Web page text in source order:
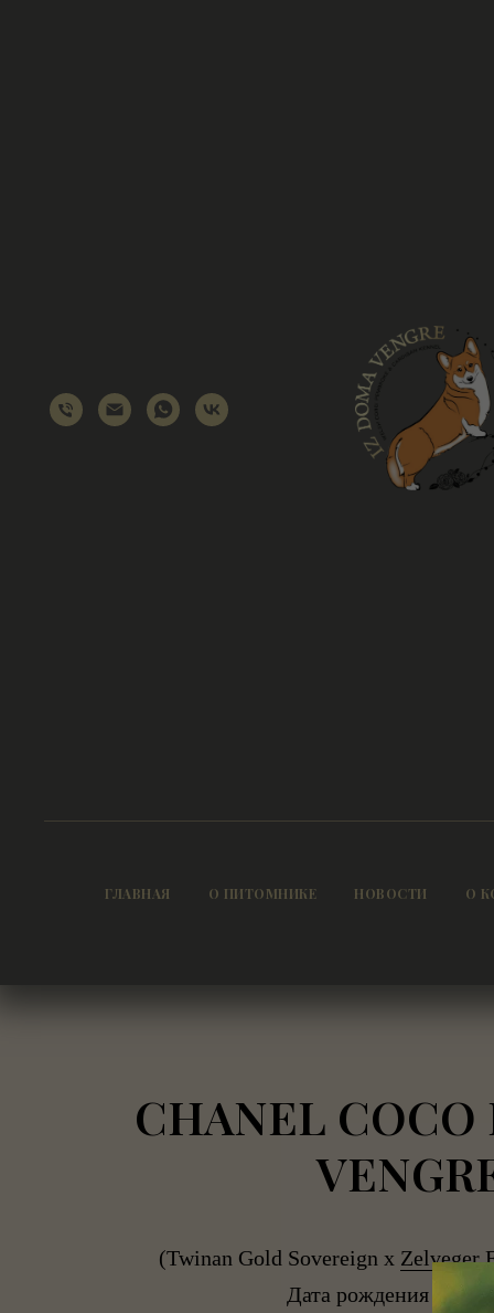
ГЛАВНАЯ О ПИТОМНИКЕ НОВОСТИ О
CHANEL
(Twinan Gold Sovereign x Zelveger
Дата рождения